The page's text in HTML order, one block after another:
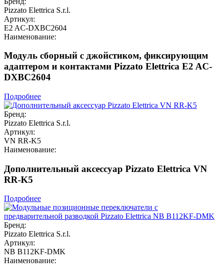
Pizzato Elettrica S.r.l.
Артикул:
E2 AC-DXBC2604
Наименование:
Модуль сборный с джойстиком, фиксирующим
адаптером и контактами Pizzato Elettrica E2 AC-
DXBC2604
Подробнее
Бренд:
Pizzato Elettrica S.r.l.
Артикул:
VN RR-K5
Наименование:
Дополнительный аксессуар Pizzato Elettrica VN
RR-K5
Подробнее
Бренд:
Pizzato Elettrica S.r.l.
Артикул:
NB B112KF-DMK
Наименование: